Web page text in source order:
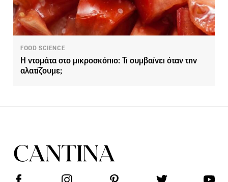
FOOD SCIENCE
Η ντομάτα στο μικροσκόπιο: Τι συμβαίνει όταν την
αλατίζουμε;